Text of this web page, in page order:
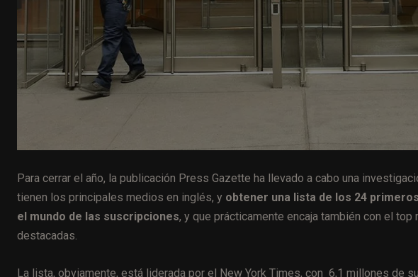
Para cerrar el año, la publicación Press Gazette ha llevado a cabo una
tienen los principales medios en inglés, y obtener una lista de los 24
el mundo de las suscripciones, y que prácticamente encaja también con el
destacadas.
La lista, obviamente, está liderada por el New York Times, con 6,1 millones de